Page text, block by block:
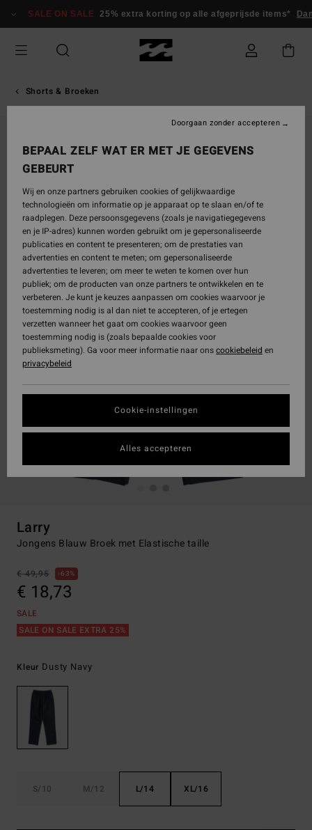
naar
SALE ON SALE 25% extra korting op alle afgeprijsde items*
Shorts & Broeken
Larry
Jongens Blauw Broek met Elastische taille
€ 49,95 63%
€ 18,73
SALE
SALE ON SALE EXTRA 25%
Kleur Dusty Navy
S/10 M/12 L/14 XL/16
BEPAAL ZELF WAT ER MET JE GEGEVENS
GEBEURT
Wij en onze partners gebruiken cookies of gelijkwaardige
technologieën om informatie op je apparaat op te slaan en/of te
raadplegen. Deze persoonsgegevens (zoals je navigatiegegevens
en je IP-adres) kunnen worden gebruikt om je gepersonaliseerde
publicaties en content te presenteren; om de prestaties van
advertenties en content te meten; om gepersonaliseerde
advertenties te leveren; om meer te weten te komen over hun
publiek; om de producten van onze partners te ontwikkelen en te
verbeteren. Je kunt je keuzes aanpassen om cookies waarvoor je
toestemming nodig is al dan niet te accepteren, of je ertegen
verzetten wanneer het gaat om cookies waarvoor geen
toestemming nodig is (zoals bepaalde cookies voor
publieksmeting). Ga voor meer informatie naar onscookiebeleid en
privacybeleid
Cookie-instellingen
Doorgaan zonder accepteren
Alles accepteren